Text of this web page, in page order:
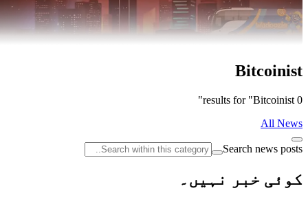
Bitcoinist
All News
Search news posts
کوئی خبر نہیں۔